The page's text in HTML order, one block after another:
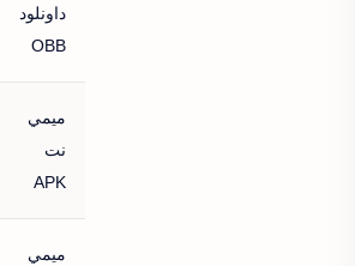
داونلود
OBB
ميمي
نت
APK
ميمي